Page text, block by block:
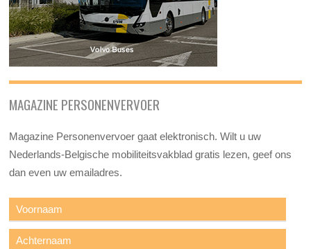
MAGAZINE PERSONENVERVOER
Magazine Personenvervoer gaat elektronisch. Wilt u uw
Nederlands-Belgische mobiliteitsvakblad gratis lezen, geef ons
dan even uw emailadres.